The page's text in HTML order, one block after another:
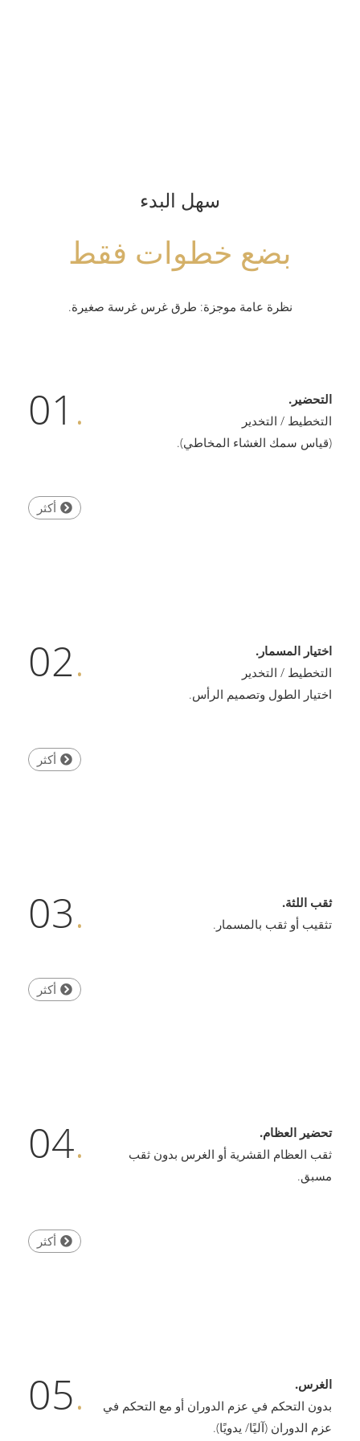
سهل البدء
بضع خطوات فقط
نظرة عامة موجزة: طرق غرس غرسة صغيرة.
01 .
التحضير.
التخطيط / التخدير
(قياس سمك الغشاء المخاطي).
أكثر
02.
اختيار المسمار.
التخطيط / التخدير
اختيار الطول وتصميم الرأس.
أكثر
03.
ثقب اللثة.
تثقيب أو ثقب بالمسمار.
أكثر
04.
تحضير العظام.
ثقب العظام القشرية أو الغرس بدون ثقب
مسبق.
أكثر
05.
الغرس.
بدون التحكم في عزم الدوران أو مع التحكم في
عزم الدوران (آليًا/ يدويًا).